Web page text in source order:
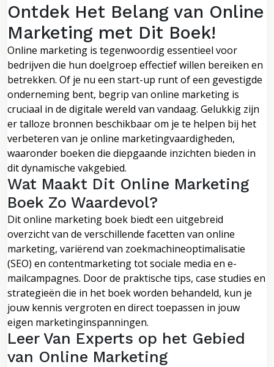
Ontdek Het Belang van Online
Marketing met Dit Boek!
Online marketing is tegenwoordig essentieel voor
bedrijven die hun doelgroep effectief willen bereiken en
betrekken. Of je nu een start-up runt of een gevestigde
onderneming bent, begrip van online marketing is
cruciaal in de digitale wereld van vandaag. Gelukkig zijn
er talloze bronnen beschikbaar om je te helpen bij het
verbeteren van je online marketingvaardigheden,
waaronder boeken die diepgaande inzichten bieden in
dit dynamische vakgebied.
Wat Maakt Dit Online Marketing
Boek Zo Waardevol?
Dit online marketing boek biedt een uitgebreid
overzicht van de verschillende facetten van online
marketing, variërend van zoekmachineoptimalisatie
(SEO) en contentmarketing tot sociale media en e-
mailcampagnes. Door de praktische tips, case studies en
strategieën die in het boek worden behandeld, kun je
jouw kennis vergroten en direct toepassen in jouw
eigen marketinginspanningen.
Leer Van Experts op het Gebied
van Online Marketing